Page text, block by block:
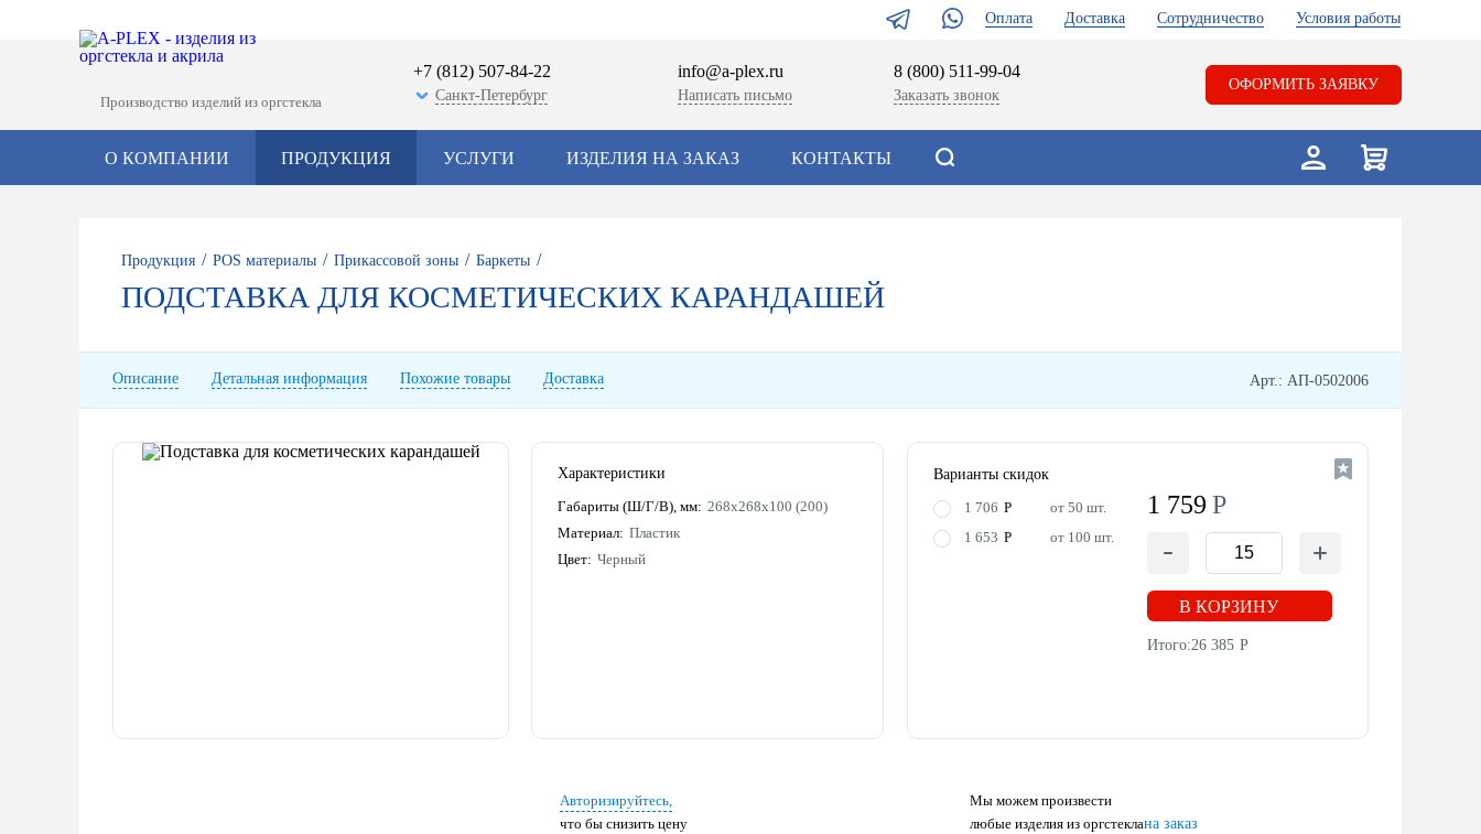
Условия работы
Сотрудничество
Доставка
Оплата
Производство изделий из оргстекла
ОФОРМИТЬ ЗАЯВКУ
+7 (812) 507-84-22
Санкт-Петербург
info@a-plex.ru
Написать письмо
8 (800) 511-99-04
Заказать звонок
О КОМПАНИИ ПРОДУКЦИЯ УСЛУГИ ИЗДЕЛИЯ НА ЗАКАЗ КОНТАКТЫ
Продукция / POS материалы / Прикассовой зоны / Баркеты /
ПОДСТАВКА ДЛЯ КОСМЕТИЧЕСКИХ КАРАНДАШЕЙ
Описание Детальная информация Похожие товары Доставка Арт.: АП-0502006
Характеристики
Габариты (Ш/Г/В), мм: 268х268х100 (200)
Материал: Пластик
Цвет: Черный
Варианты скидок
1 706 Р
от 50 шт.
1 653 Р от 100 шт.
1 759 Р
В КОРЗИНУ
Итого:26 385 Р
Авторизируйтесь,
что бы снизить цену
Мы можем произвести
любые изделия из оргстеклана заказ